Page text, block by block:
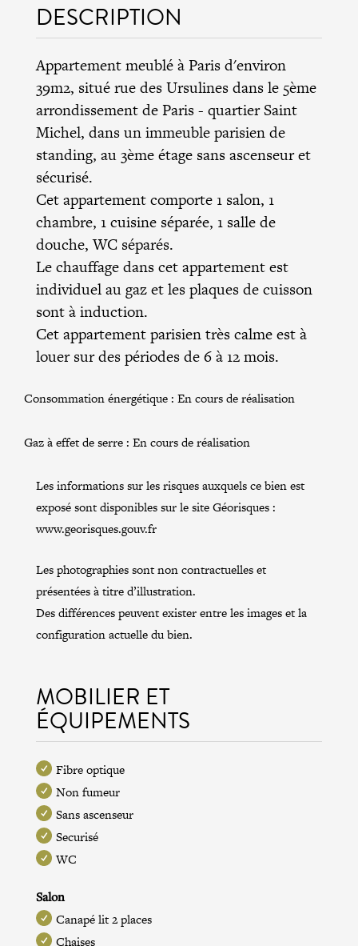
DESCRIPTION
Appartement meublé à Paris d'environ
39m2, situé rue des Ursulines dans le 5ème
arrondissement de Paris - quartier Saint
Michel, dans un immeuble parisien de
standing, au 3ème étage sans ascenseur et
sécurisé.
Cet appartement comporte 1 salon, 1
chambre, 1 cuisine séparée, 1 salle de
douche, WC séparés.
Le chauffage dans cet appartement est
individuel au gaz et les plaques de cuisson
sont à induction.
Cet appartement parisien très calme est à
louer sur des périodes de 6 à 12 mois.
Consommation énergétique : En cours de réalisation
Gaz à effet de serre : En cours de réalisation
Les informations sur les risques auxquels ce bien est
exposé sont disponibles sur le site Géorisques :
www.georisques.gouv.fr
Les photographies sont non contractuelles et
présentées à titre d’illustration.
Des différences peuvent exister entre les images et la
configuration actuelle du bien.
MOBILIER ET
ÉQUIPEMENTS
Fibre optique
Non fumeur
Sans ascenseur
Securisé
WC
Salon
Canapé lit 2 places
Chaises